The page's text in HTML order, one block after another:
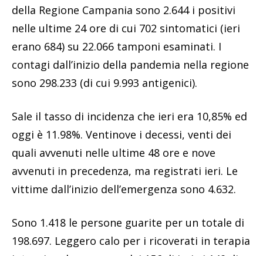
della Regione Campania sono 2.644 i positivi
nelle ultime 24 ore di cui 702 sintomatici (ieri
erano 684) su 22.066 tamponi esaminati. I
contagi dall’inizio della pandemia nella regione
sono 298.233 (di cui 9.993 antigenici).
Sale il tasso di incidenza che ieri era 10,85% ed
oggi è 11.98%. Ventinove i decessi, venti dei
quali avvenuti nelle ultime 48 ore e nove
avvenuti in precedenza, ma registrati ieri. Le
vittime dall’inizio dell’emergenza sono 4.632.
Sono 1.418 le persone guarite per un totale di
198.697. Leggero calo per i ricoverati in terapia